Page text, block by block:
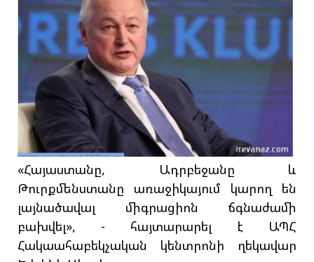
«Հայաստանը, Ադրբեջանը և
Թուրքմենստանը առաջիկայում կարող են
լայնածավալ միգրացիոն ճգնաժամի
բախվել», - հայտարարել է ԱՊՀ
Հակաահաբեկչական կենտրոնի ղեկավար